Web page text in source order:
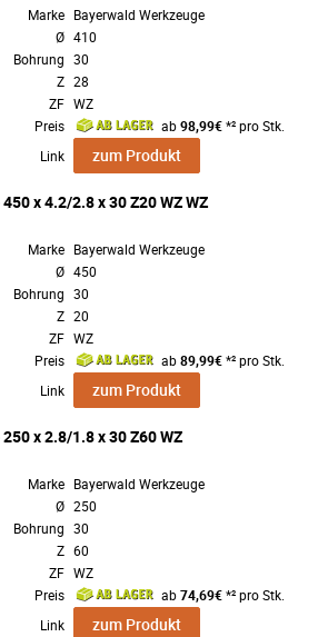
Marke Bayerwald Werkzeuge
Ø 410
Bohrung 30
Z 28
ZF WZ
Preis
ab98,99€*² pro Stk.
Link
zum Produkt
x 4.2/2.8 x 30 Z20 WZ WZ
Marke Bayerwald Werkzeuge
Ø 450
Bohrung 30
Z 20
ZF WZ
Preis
ab89,99€*² pro Stk.
Link
zum Produkt
x 2.8/1.8 x 30 Z60 WZ
Marke Bayerwald Werkzeuge
Ø 250
Bohrung 30
Z 60
ZF WZ
Preis
ab74,69€*² pro Stk.
Link
zum Produkt